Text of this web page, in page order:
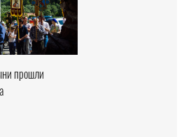
прошли